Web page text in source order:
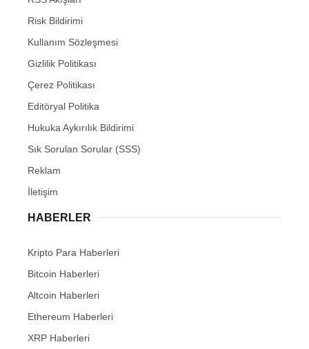
Risk Bildirimi
Kullanım Sözleşmesi
Gizlilik Politikası
Çerez Politikası
Editöryal Politika
Hukuka Aykırılık Bildirimi
Sık Sorulan Sorular (SSS)
Reklam
İletişim
HABERLER
Kripto Para Haberleri
Bitcoin Haberleri
Altcoin Haberleri
Ethereum Haberleri
XRP Haberleri